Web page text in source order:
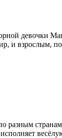
девочки
и взрослым,
разным